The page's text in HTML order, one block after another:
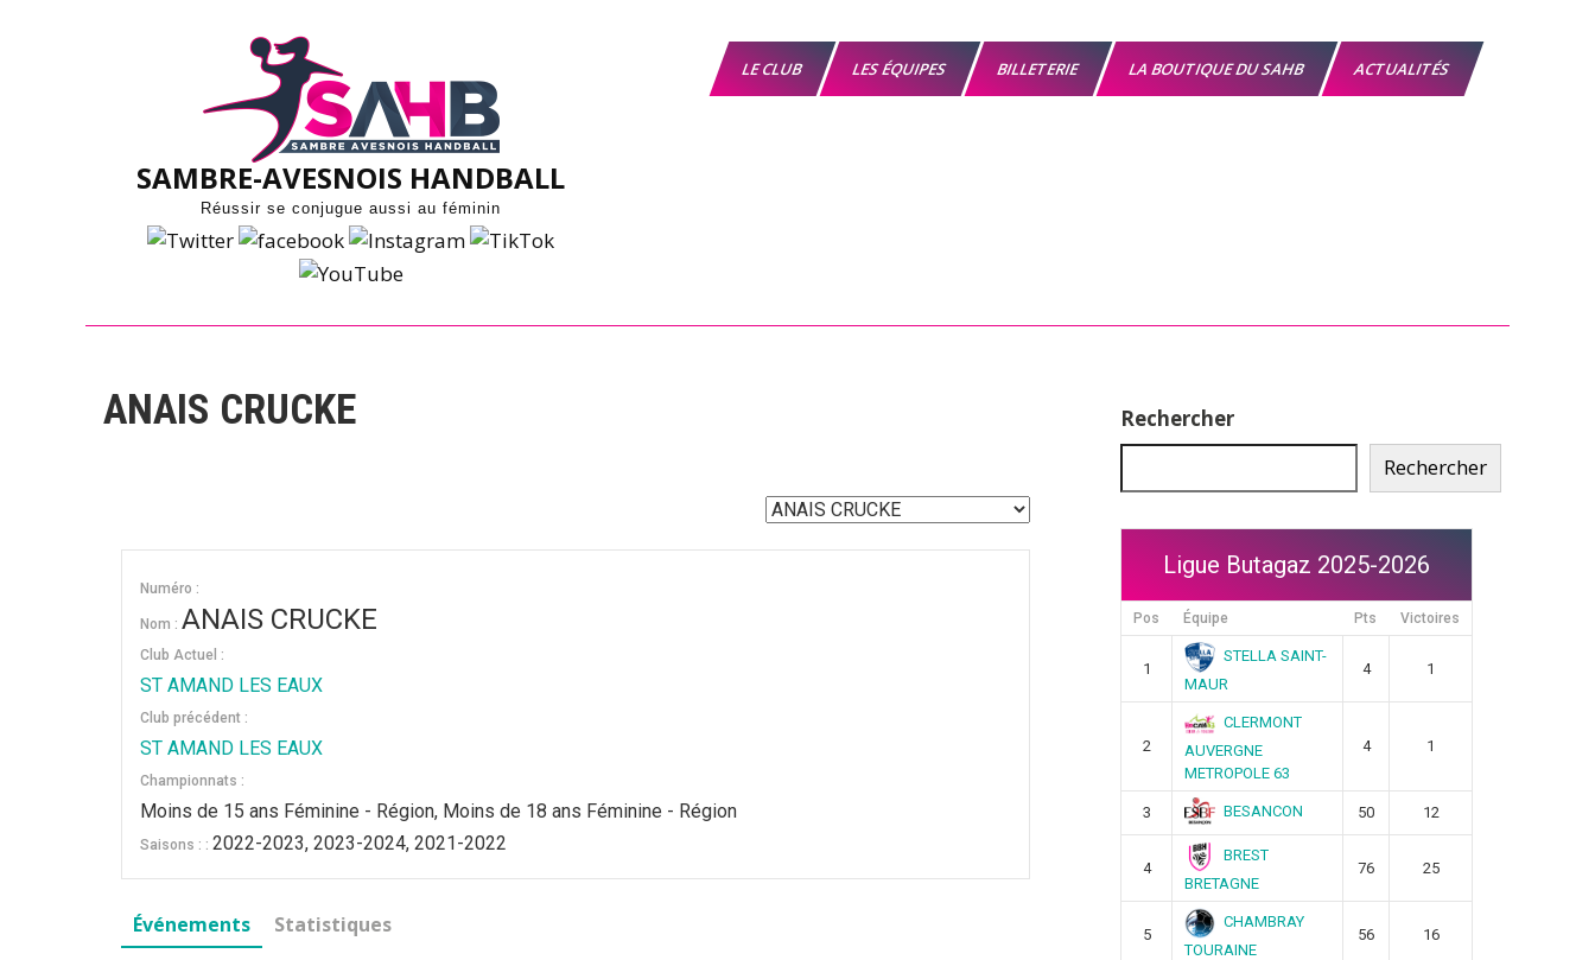
SAMBRE-AVESNOIS HANDBALL
Réussir se conjugue aussi au féminin
LE CLUB LES ÉQUIPES BILLETERIE LA BOUTIQUE DU SAHB ACTUALITÉS
ANAIS CRUCKE
Numéro :
Nom : ANAIS CRUCKE
Club Actuel :
ST AMAND LES EAUX
Club précédent :
ST AMAND LES EAUX
Championnats :
Moins de 15 ans Féminine - Région, Moins de 18 ans Féminine - Région
Saisons : : 2022-2023, 2023-2024, 2021-2022
Événements Statistiques
Rechercher
Rechercher
Ligue Butagaz 2025-2026
Pos Équipe Pts Victoires
1
STELLA SAINT-
MAUR
4 1
2
CLERMONT
AUVERGNE
METROPOLE 63
4 1
3 BESANCON 50 12
4
BREST
BRETAGNE
76 25
5
CHAMBRAY
TOURAINE
56 16